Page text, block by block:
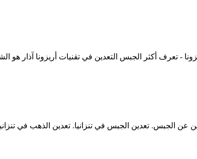
في تقنيات أريزونا آذار هو الشهر الثالث 3 من شهور السنة الميلادية حسب الأسماء